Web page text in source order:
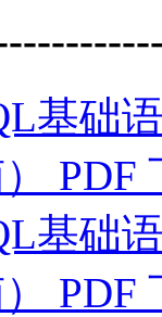
基础
PDF
基础
PDF